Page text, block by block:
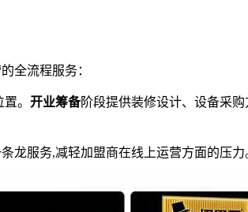
全流程服务：
。 开业筹备阶段提供装修设计、设备采购
龙服务,减轻加盟商在线上运营方面的压